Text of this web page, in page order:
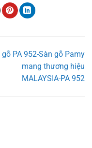
gỗ PA 952-Sàn gỗ Pamy
mang thương hiệu
MALAYSIA-PA 952